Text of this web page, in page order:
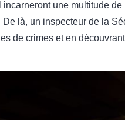
une multitude de
là, un inspecteur de la
de crimes et en